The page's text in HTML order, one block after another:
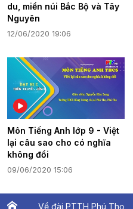
du, miền núi Bắc Bộ và Tây
Nguyên
12/06/2020 19:06
Môn Tiếng Anh lớp 9 - Việt
lại câu sao cho có nghĩa
không đổi
09/06/2020 15:06
Về đài PTTH Phú Thọ